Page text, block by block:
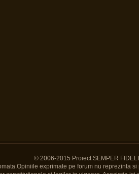
© 2006-2015 Proiect SEMPER
exprimate pe forum nu reprezinta